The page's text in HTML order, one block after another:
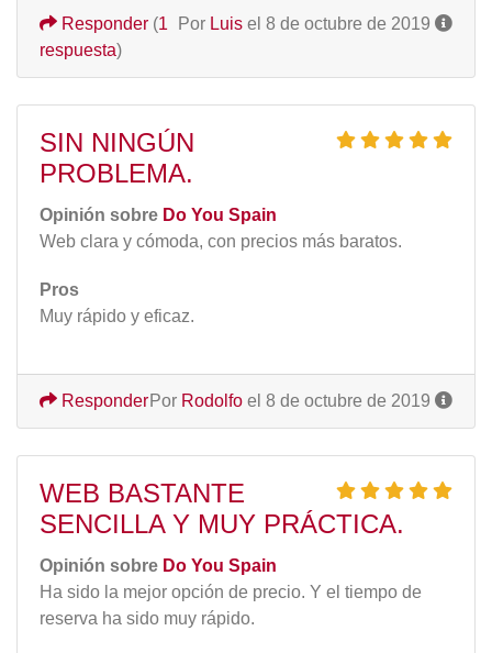
Por Luis el 8 de octubre de 2019
Responder (1
respuesta)
SIN NINGÚN
PROBLEMA.
Opinión sobre Do You Spain
Web clara y cómoda, con precios más baratos.
Pros
Muy rápido y eficaz.
Por Rodolfo el 8 de octubre de 2019
Responder
WEB BASTANTE
SENCILLA Y MUY PRÁCTICA.
Opinión sobre Do You Spain
Ha sido la mejor opción de precio. Y el tiempo de
reserva ha sido muy rápido.